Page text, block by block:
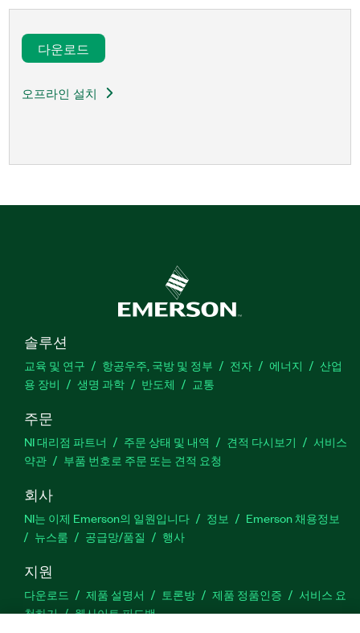
다운로드​
오프라인 설치
솔루션
교육 및 연구 항공우주, 국방 및 정부 전자 에너지
산업
용 장비
생명 과학 반도체 교통
주문
NI 대리점 파트너 주문 상태 및 내역 견적 다시보기
서비스
약관
부품 번호로 주문 또는 견적 요청
회사
NI는 이제 Emerson의 일원입니다 정보
Emerson 채용정보
뉴스룸
공급망/품질 행사
지원
다운로드 제품 설명서 토론방 제품 정품인증
서비스 요
청하기
웹사이트 피드백